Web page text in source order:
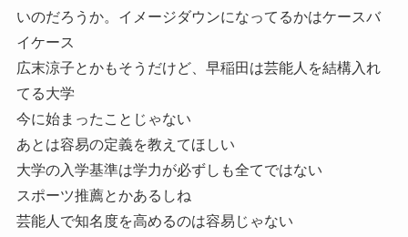
いのだろうか。イメージダウンになってるかはケースバ
イケース
広末涼子とかもそうだけど、早稲田は芸能人を結構入れ
てる大学
今に始まったことじゃない
あとは容易の定義を教えてほしい
大学の入学基準は学力が必ずしも全てではない
スポーツ推薦とかあるしね
芸能人で知名度を高めるのは容易じゃない